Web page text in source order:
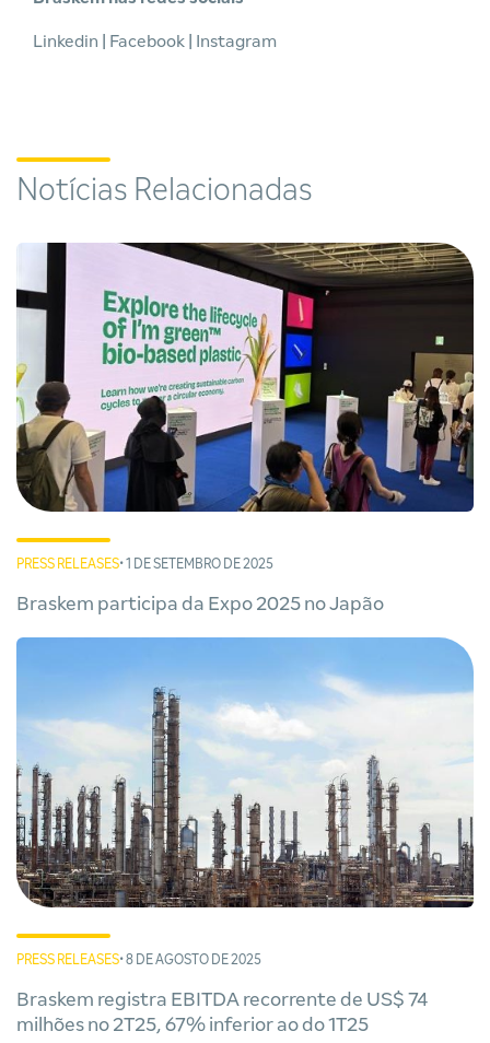
Linkedin Facebook Instagram
Notícias Relacionadas
PRESS RELEASES• 1 DE SETEMBRO DE 2025
Braskem participa da Expo 2025 no Japão
PRESS RELEASES• 8 DE AGOSTO DE 2025
Braskem registra EBITDA recorrente de US$ 74
milhões no 2T25, 67% inferior ao do 1T25